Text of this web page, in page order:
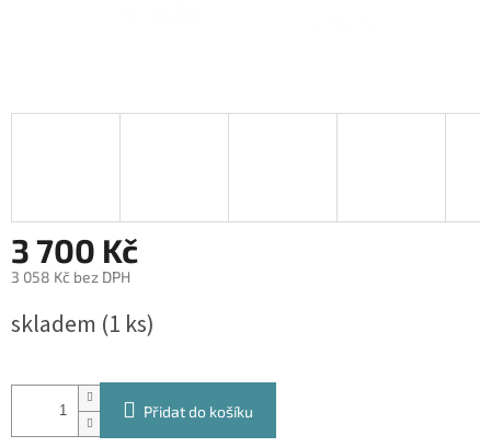
3 700 Kč
3 058 Kč bez DPH
cena:
skladem (1 ks)
Přidat do košíku